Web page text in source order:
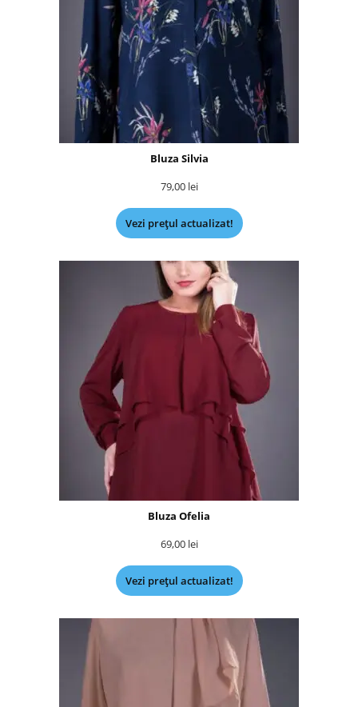
Bluza Silvia
79,00 lei
Vezi prețul actualizat!
Bluza Ofelia
69,00 lei
Vezi prețul actualizat!